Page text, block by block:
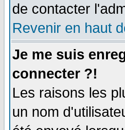
de contacter
Revenir en haut
Je me suis
connecter ?!
Les raisons les
un nom